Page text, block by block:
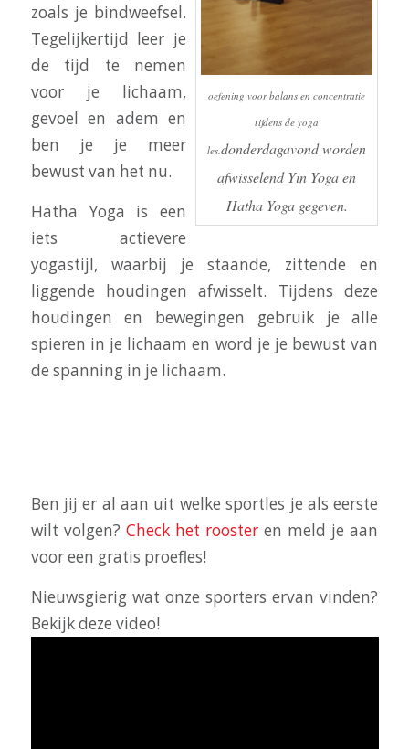
oefening voor balans en concentratie
tijdens de yoga
les.donderdagavond worden
afwisselend Yin Yoga en
Hatha Yoga gegeven.
zoals je bindweefsel.
Tegelijkertijd leer je
de tijd te nemen
voor je lichaam,
gevoel en adem en
ben je je meer
bewust van het nu.
Hatha Yoga is een
iets actievere
yogastijl, waarbij je staande, zittende en
liggende houdingen afwisselt. Tijdens deze
houdingen en bewegingen gebruik je alle
spieren in je lichaam en word je je bewust van
de spanning in je lichaam.
Ben jij er al aan uit welke sportles je als eerste
wilt volgen? Check het rooster en meld je aan
voor een gratis proefles!
Nieuwsgierig wat onze sporters ervan vinden?
Bekijk deze video!